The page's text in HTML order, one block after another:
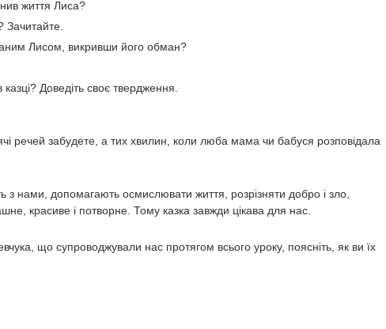
життя Лиса?
Зачитайте.
Лисом, викривши його обман?
Доведіть своє твердження.
речей забудете, а тих хвилин, коли люба мама чи бабуся розповідала
з нами, допомагають осмислювати життя, розрізняти добро і зло,
красиве і потворне. Тому казка завжди цікава для нас.
що супроводжували нас протягом всього уроку, поясніть, як ви їх